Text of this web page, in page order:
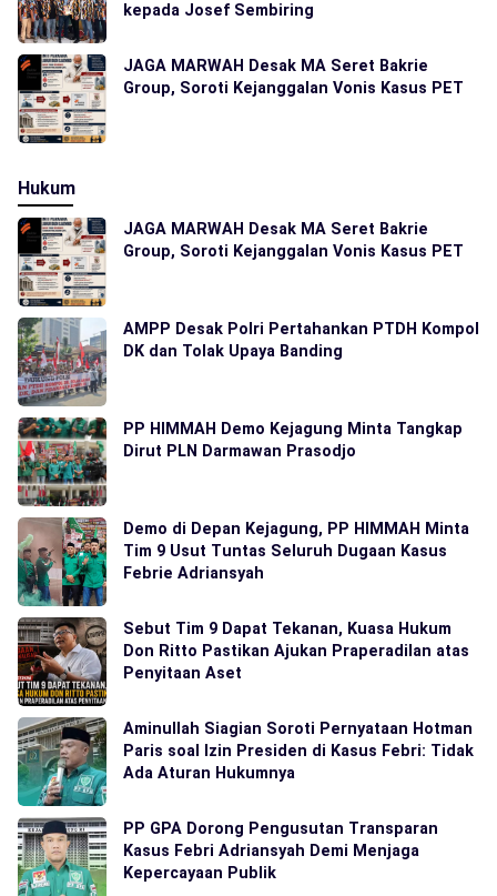
kepada Josef Sembiring
JAGA MARWAH Desak MA Seret Bakrie
Group, Soroti Kejanggalan Vonis Kasus PET
Hukum
JAGA MARWAH Desak MA Seret Bakrie
Group, Soroti Kejanggalan Vonis Kasus PET
AMPP Desak Polri Pertahankan PTDH Kompol
DK dan Tolak Upaya Banding
PP HIMMAH Demo Kejagung Minta Tangkap
Dirut PLN Darmawan Prasodjo
Demo di Depan Kejagung, PP HIMMAH Minta
Tim 9 Usut Tuntas Seluruh Dugaan Kasus
Febrie Adriansyah
Sebut Tim 9 Dapat Tekanan, Kuasa Hukum
Don Ritto Pastikan Ajukan Praperadilan atas
Penyitaan Aset
Aminullah Siagian Soroti Pernyataan Hotman
Paris soal Izin Presiden di Kasus Febri: Tidak
Ada Aturan Hukumnya
PP GPA Dorong Pengusutan Transparan
Kasus Febri Adriansyah Demi Menjaga
Kepercayaan Publik